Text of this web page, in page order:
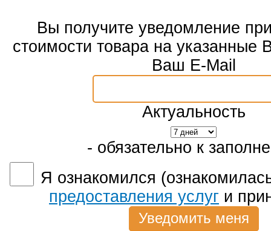
Вы получите уведомление
стоимости товара на указанные
Ваш E-Mail
Актуальность
- обязательно к
Я ознакомился
предоставления услуг и